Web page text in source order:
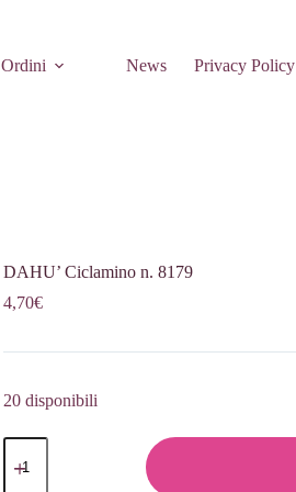
Ordini News Privacy Policy
DAHU’ Ciclamino n. 8179
4,70€
20 disponibili
DAHU'
Ciclamino